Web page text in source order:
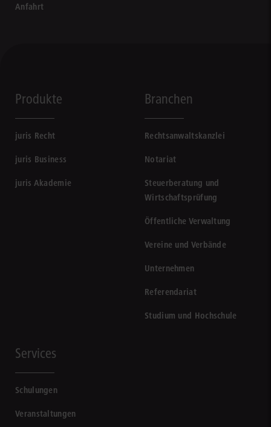
Anfahrt
Produkte
juris Recht
juris Business
juris Akademie
Branchen
Rechtsanwaltskanzlei
Notariat
Steuerberatung und
Wirtschaftsprüfung
Öffentliche Verwaltung
Vereine und Verbände
Unternehmen
Referendariat
Studium und Hochschule
Services
Schulungen
Veranstaltungen